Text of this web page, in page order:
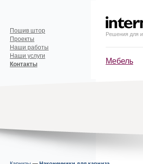
Решения для
Мебель
Пошив штор
Проекты
Наши работы
Наши услуги
Контакты